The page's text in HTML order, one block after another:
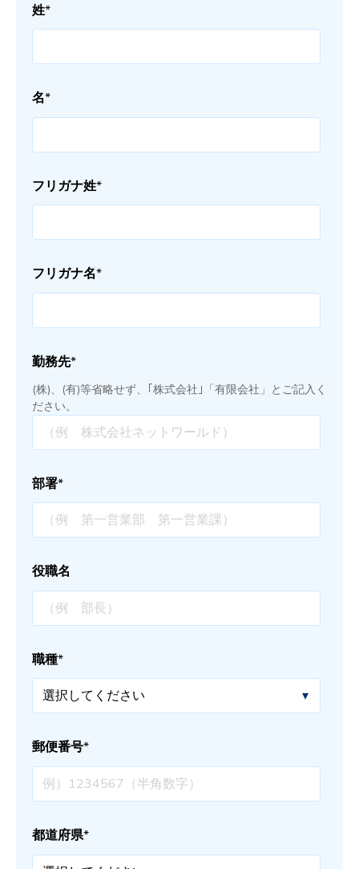
姓*
名*
フリガナ姓*
フリガナ名*
勤務先*
(株)、(有)等省略せず、｢株式会社｣「有限会社」とご記入く
ださい。
部署*
役職名
職種*
郵便番号*
都道府県*